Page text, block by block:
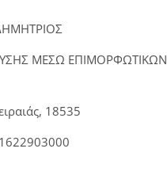
ΜΕΣΩ ΕΠΙΜΟΡΦΩΤΙΚΩΝ
18535